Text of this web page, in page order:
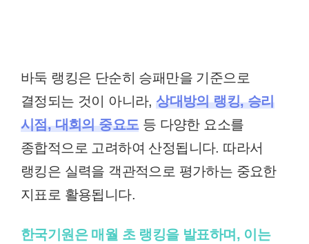
바둑 랭킹은 단순히 승패만을 기준으로
결정되는 것이 아니라,상대방의 랭킹, 승리
시점, 대회의 중요도 등 다양한 요소를
종합적으로 고려하여 산정됩니다. 따라서
랭킹은 실력을 객관적으로 평가하는 중요한
지표로 활용됩니다.
한국기원은 매월 초 랭킹을 발표하며, 이는